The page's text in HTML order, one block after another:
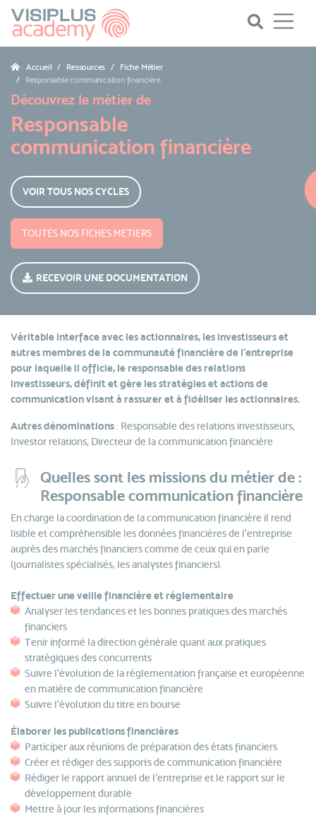
Accueil Ressources
Fiche Métier
Responsable communication financière
Découvrez le métier de
Responsable
communication financière
VOIR TOUS NOS CYCLES
TOUTES NOS FICHES METIERS
RECEVOIR UNE DOCUMENTATION
Véritable interface avec les actionnaires, les investisseurs et
autres membres de la communauté financière de l’entreprise
pour laquelle il officie, le responsable des relations
investisseurs, définit et gère les stratégies et actions de
communication visant à rassurer et à fidéliser les actionnaires.
Autres dénominations: Responsable des relations investisseurs,
Investor relations, Directeur de la communication financière
Quelles sont les missions du métier de :
Responsable communication financière
En charge la coordination de la communication financière il rend
lisible et compréhensible les données financières de l'entreprise
auprès des marchés financiers comme de ceux qui en parle
(journalistes spécialisés, les analystes financiers).
Effectuer une veille financière et réglementaire
Analyser les tendances et les bonnes pratiques des marchés
financiers
Tenir informé la direction générale quant aux pratiques
stratégiques des concurrents
Suivre l’évolution de la réglementation française et européenne
en matière de communication financière
Suivre l’évolution du titre en bourse
Élaborer les publications financières
Participer aux réunions de préparation des états financiers
Créer et rédiger des supports de communication financière
Rédiger le rapport annuel de l’entreprise et le rapport sur le
développement durable
Mettre à jour les informations financières